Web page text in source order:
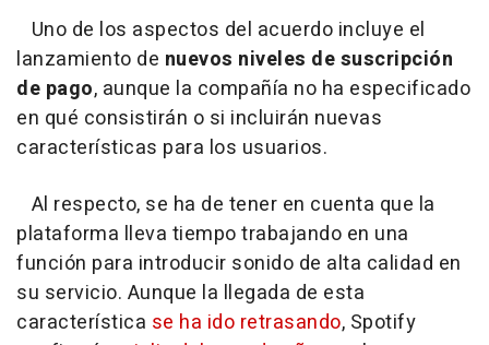
Uno de los aspectos del acuerdo incluye el
lanzamiento de nuevos niveles de suscripción
de pago, aunque la compañía no ha especificado
en qué consistirán o si incluirán nuevas
características para los usuarios.
Al respecto, se ha de tener en cuenta que la
plataforma lleva tiempo trabajando en una
función para introducir sonido de alta calidad en
su servicio. Aunque la llegada de esta
característica se ha ido retrasando, Spotify